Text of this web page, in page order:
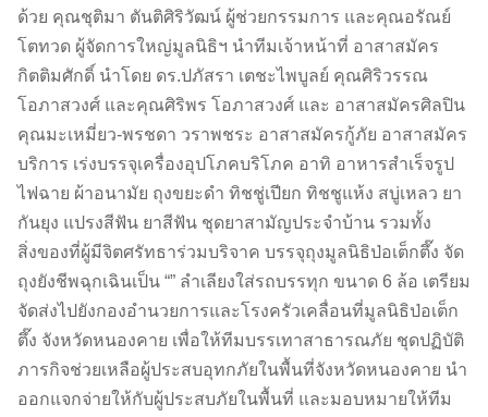
ด้วย คุณชุติมา ตันติศิริวัฒน์ ผู้ช่วยกรรมการ และคุณอรัณย์
โตทวด ผู้จัดการใหญ่มูลนิธิฯ นำทีมเจ้าหน้าที่ อาสาสมัคร
กิตติมศักดิ์ นำโดย ดร.ปภัสรา เตชะไพบูลย์ คุณศิริวรรณ
โอภาสวงศ์ และคุณศิริพร โอภาสวงศ์ และ อาสาสมัครศิลปิน
คุณมะเหมี่ยว-พรชดา วราพชระ อาสาสมัครกู้ภัย อาสาสมัคร
บริการ เร่งบรรจุเครื่องอุปโภคบริโภค อาทิ อาหารสำเร็จรูป
ไฟฉาย ผ้าอนามัย ถุงขยะดำ ทิชชู่เปียก ทิชชูแห้ง สบู่เหลว ยา
กันยุง แปรงสีฟัน ยาสีฟัน ชุดยาสามัญประจำบ้าน รวมทั้ง
สิ่งของที่ผู้มีจิตศรัทธาร่วมบริจาค บรรจุถุงมูลนิธิป่อเต็กตึ๊ง จัด
เป็น “
ถุงยังชีพฉุกเฉิน
” ลำเลียงใส่รถบรรทุก ขนาด 6 ล้อ เตรียม
จัดส่งไปยังกองอำนวยการและโรงครัวเคลื่อนที่มูลนิธิป่อเต็ก
ตึ๊ง จังหวัดหนองคาย เพื่อให้ทีมบรรเทาสาธารณภัย ชุดปฏิบัติ
ภารกิจช่วยเหลือผู้ประสบอุทกภัยในพื้นที่จังหวัดหนองคาย นำ
ออกแจกจ่ายให้กับผู้ประสบภัยในพื้นที่ และมอบหมายให้ทีม